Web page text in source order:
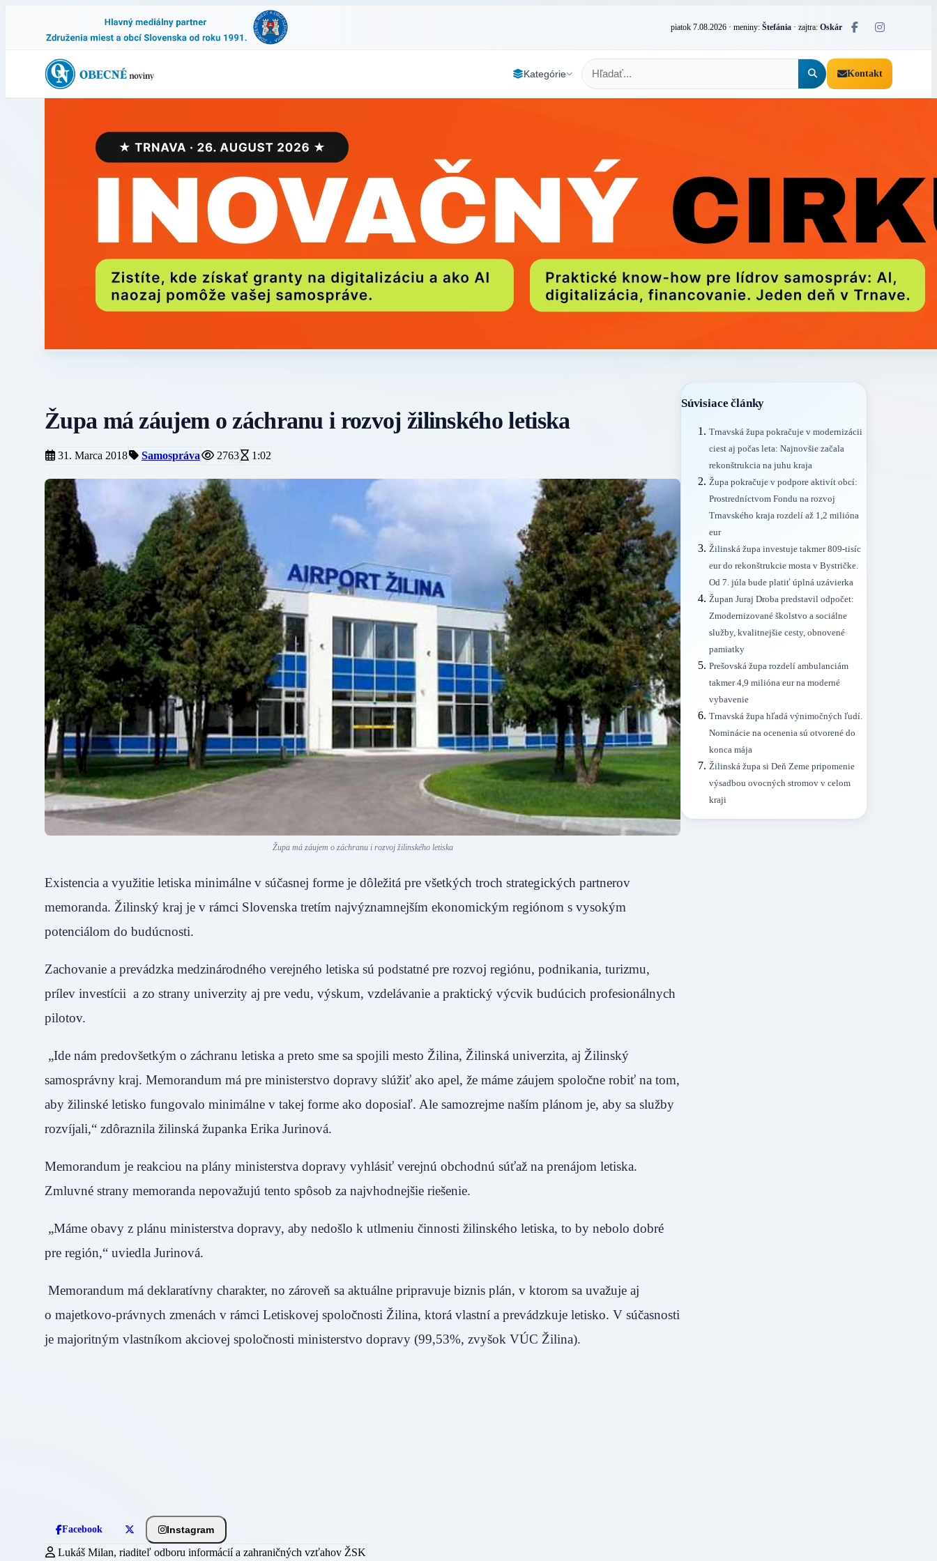
piatok 7.08.2026 · meniny: Štefánia · zajtra: Oskár
Kategórie Kontakt
Župa má záujem o záchranu i rozvoj žilinského letiska
31. Marca 2018 Samospráva 2763 1:02
Župa má záujem o záchranu i rozvoj žilinského letiska
Existencia a využitie letiska minimálne v súčasnej forme je dôležitá pre všetkých troch strategických partnerov
memoranda. Žilinský kraj je v rámci Slovenska tretím najvýznamnejším ekonomickým regiónom s vysokým
potenciálom do budúcnosti.
Zachovanie a prevádzka medzinárodného verejného letiska sú podstatné pre rozvoj regiónu, podnikania, turizmu,
prílev investícii a zo strany univerzity aj pre vedu, výskum, vzdelávanie a praktický výcvik budúcich profesionálnych
pilotov.
„Ide nám predovšetkým o záchranu letiska a preto sme sa spojili mesto Žilina, Žilinská univerzita, aj Žilinský
samosprávny kraj. Memorandum má pre ministerstvo dopravy slúžiť ako apel, že máme záujem spoločne robiť na tom,
aby žilinské letisko fungovalo minimálne v takej forme ako doposiaľ. Ale samozrejme naším plánom je, aby sa služby
rozvíjali,“ zdôraznila žilinská županka Erika Jurinová.
Memorandum je reakciou na plány ministerstva dopravy vyhlásiť verejnú obchodnú súťaž na prenájom letiska.
Zmluvné strany memoranda nepovažujú tento spôsob za najvhodnejšie riešenie.
„Máme obavy z plánu ministerstva dopravy, aby nedošlo k utlmeniu činnosti žilinského letiska, to by nebolo dobré
pre región,“ uviedla Jurinová.
Memorandum má deklaratívny charakter, no zároveň sa aktuálne pripravuje biznis plán, v ktorom sa uvažuje aj
o majetkovo-právnych zmenách v rámci Letiskovej spoločnosti Žilina, ktorá vlastní a prevádzkuje letisko. V súčasnosti
je majoritným vlastníkom akciovej spoločnosti ministerstvo dopravy (99,53%, zvyšok VÚC Žilina).
Facebook Instagram
Lukáš Milan, riaditeľ odboru informácií a zahraničných vzťahov ŽSK
Súvisiace články
Trnavská župa pokračuje v modernizácii
ciest aj počas leta: Najnovšie začala
rekonštrukcia na juhu kraja
Župa pokračuje v podpore aktivít obcí:
Prostredníctvom Fondu na rozvoj
Trnavského kraja rozdelí až 1,2 milióna
eur
Žilinská župa investuje takmer 809-tisíc
eur do rekonštrukcie mosta v Bystričke.
Od 7. júla bude platiť úplná uzávierka
Župan Juraj Droba predstavil odpočet:
Zmodernizované školstvo a sociálne
služby, kvalitnejšie cesty, obnovené
pamiatky
Prešovská župa rozdelí ambulanciám
takmer 4,9 milióna eur na moderné
vybavenie
Trnavská župa hľadá výnimočných ľudí.
Nominácie na ocenenia sú otvorené do
konca mája
Žilinská župa si Deň Zeme pripomenie
výsadbou ovocných stromov v celom
kraji